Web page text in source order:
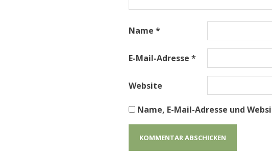
Name *
E-Mail-Adresse *
Website
Name, E-Mail-Adresse und